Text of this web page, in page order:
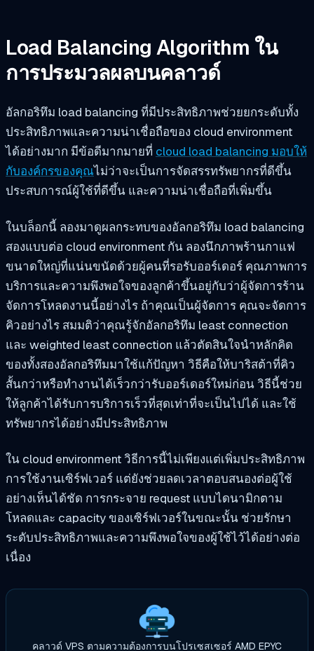
Load Balancing Algorithm ใน
การประมวลผลบนคลาวด์
อัลกอริทึม load balancing ที่มีประสิทธิภาพช่วยยกระดับทั้ง
ประสิทธิภาพและความน่าเชื่อถือของ cloud environment
ได้อย่างมาก มีข้อดีมากมายที่ cloud load balancing มอบให้
กับองค์กรของคุณไม่ว่าจะเป็นการจัดสรรทรัพยากรที่ดีขึ้น
ประสบการณ์ผู้ใช้ที่ดีขึ้น และความน่าเชื่อถือที่เพิ่มขึ้น
ในบล็อกนี้ ลองมาดูผลกระทบของอัลกอริทึม load balancing
สองแบบต่อ cloud environment กัน ลองนึกภาพร้านกาแฟ
ขนาดใหญ่ที่แน่นขนัดด้วยผู้คนที่รอรับออร์เดอร์ คุณภาพการ
บริการและความพึงพอใจของลูกค้าขึ้นอยู่กับว่าผู้จัดการร้าน
จัดการโหลดงานนี้อย่างไร ถ้าคุณเป็นผู้จัดการ คุณจะจัดการ
คิวอย่างไร สมมติว่าคุณรู้จักอัลกอริทึม least connection
และ weighted least connection แล้วตัดสินใจนำหลักคิด
ของทั้งสองอัลกอริทึมมาใช้แก้ปัญหา วิธีคือให้บาริสต้าที่คิว
สั้นกว่าหรือทำงานได้เร็วกว่ารับออร์เดอร์ใหม่ก่อน วิธีนี้ช่วย
ให้ลูกค้าได้รับการบริการเร็วที่สุดเท่าที่จะเป็นไปได้ และใช้
ทรัพยากรได้อย่างมีประสิทธิภาพ
ใน cloud environment วิธีการนี้ไม่เพียงแต่เพิ่มประสิทธิภาพ
การใช้งานเซิร์ฟเวอร์ แต่ยังช่วยลดเวลาตอบสนองต่อผู้ใช้
อย่างเห็นได้ชัด การกระจาย request แบบไดนามิกตาม
โหลดและ capacity ของเซิร์ฟเวอร์ในขณะนั้น ช่วยรักษา
ระดับประสิทธิภาพและความพึงพอใจของผู้ใช้ไว้ได้อย่างต่อ
เนื่อง
คลาวด์ VPS ตามความต้องการบนโปรเซสเซอร์ AMD EPYC